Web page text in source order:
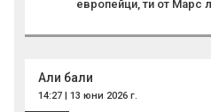
европейци, ти от Марс
Али бали
14:27 | 13 юни 2026 г.